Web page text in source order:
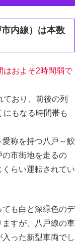
内線）は本数
はおよそ2時間弱で
おり、前後の列
もなる時間帯も
愛称を持つ八戸～鮫
市街地を走るの
らい運転されてい
も白と深緑色のデ
ますが、八戸線の車
った新型車両でし